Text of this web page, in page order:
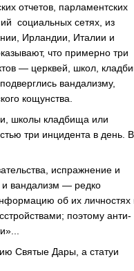
отчетов, парламентских
социальных сетях, из
Ирландии, Италии и
что примерно три
— церквей, школ,
вандализму,
кощунства.
школы кладбища или
три инцидента в день. В
испражнение и
и вандализм — редко
об их личностях
поэтому анти-
Святые Дары, а статуи